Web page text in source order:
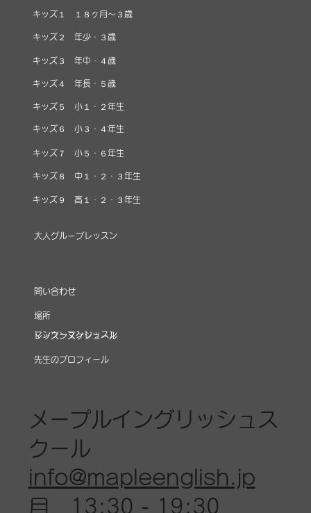
​問い合わせ
大人グループレッスン
マンツーマンレッスン
場所
先生のプロフィール
キッズ１ １８ヶ月～３歳
キッズ２ 年少・３歳
キッズ３ 年中・４歳
キッズ４ 年長・５歳
キッズ５ 小１・２年生
キッズ６ 小３・４年生
キッズ７ 小５・６年生
キッズ８ 中１・２・３年生
キッズ９ 高１・２・３年生
メープルイングリッシュス
クール
info@mapleenglish.jp
月 13:30 - 19:30
レッスンスケジュール